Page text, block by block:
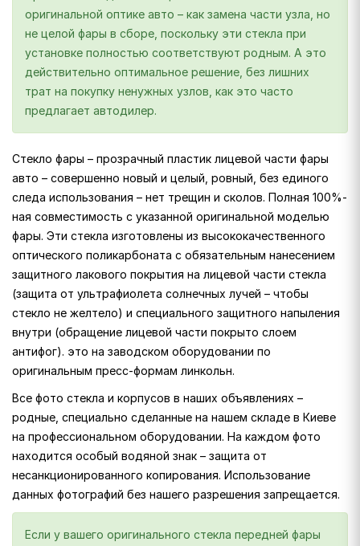
оригинальной оптике авто – как замена части узла, но
не целой фары в сборе, поскольку эти стекла при
установке полностью соответствуют родным. А это
действительно оптимальное решение, без лишних
трат на покупку ненужных узлов, как это часто
предлагает автодилер.
Стекло фары – прозрачный пластик лицевой части фары
авто – совершенно новый и целый, ровный, без единого
следа использования – нет трещин и сколов. Полная 100%-
ная совместимость с указанной оригинальной моделью
фары. Эти стекла изготовлены из высококачественного
оптического поликарбоната с обязательным нанесением
защитного лакового покрытия на лицевой части стекла
(защита от ультрафиолета солнечных лучей – чтобы
стекло не желтело) и специального защитного напыления
внутри (обращение лицевой части покрыто слоем
антифог). это на заводском оборудовании по
оригинальным пресс-формам линкольн.
Все фото стекла и корпусов в наших объявлениях –
родные, специально сделанные на нашем складе в Киеве
на профессиональном оборудовании. На каждом фото
находится особый водяной знак – защита от
несанкционированного копирования. Использование
данных фотографий без нашего разрешения запрещается.
Если у вашего оригинального стекла передней фары